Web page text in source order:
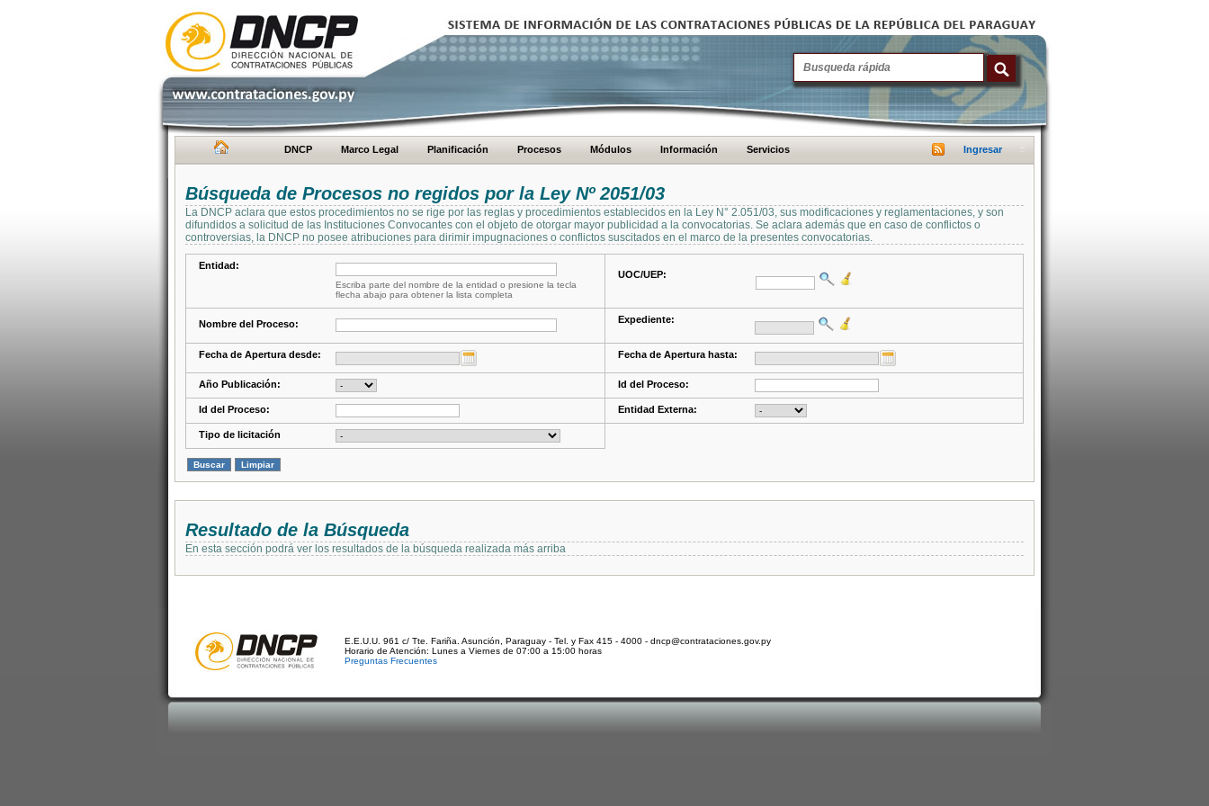
DNCP Marco Legal Planificación Procesos Módulos Información Servicios Ingresar
Búsqueda de Procesos no regidos por la Ley Nº 2051/03
La DNCP aclara que estos procedimientos no se rige por las reglas y procedimientos establecidos en la Ley N° 2.051/03, sus modificaciones y reglamentaciones, y son
difundidos a solicitud de las Instituciones Convocantes con el objeto de otorgar mayor publicidad a la convocatorias. Se aclara además que en caso de conflictos o
controversias, la DNCP no posee atribuciones para dirimir impugnaciones o conflictos suscitados en el marco de la presentes convocatorias.
Entidad:
Escriba parte del nombre de la entidad o presione la tecla
flecha abajo para obtener la lista completa
UOC/UEP:
Nombre del Proceso: Expediente:
Fecha de Apertura desde: Fecha de Apertura hasta:
Año Publicación: Id del Proceso:
Id del Proceso: Entidad Externa:
Tipo de licitación
Resultado de la Búsqueda
En esta sección podrá ver los resultados de la búsqueda realizada más arriba
E.E.U.U. 961 c/ Tte. Fariña. Asunción, Paraguay - Tel. y Fax 415 - 4000 - dncp@contrataciones.gov.py
Horario de Atención: Lunes a Viernes de 07:00 a 15:00 horas
Preguntas Frecuentes